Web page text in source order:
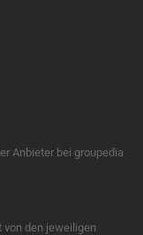
Anbieter bei groupedia
den jeweiligen